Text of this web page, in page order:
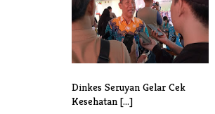
Dinkes Seruyan Gelar Cek
Kesehatan [...]